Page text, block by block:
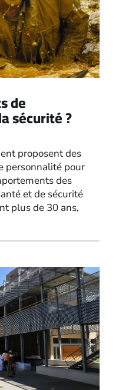
de
sécurité ?
proposent des
personnalité pour
des
et de sécurité
plus de 30 ans,